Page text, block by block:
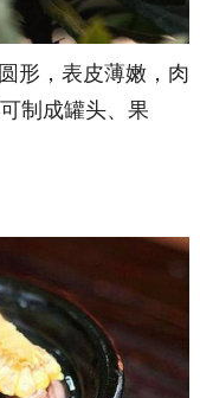
形，表皮薄嫩，肉
制成罐头、果